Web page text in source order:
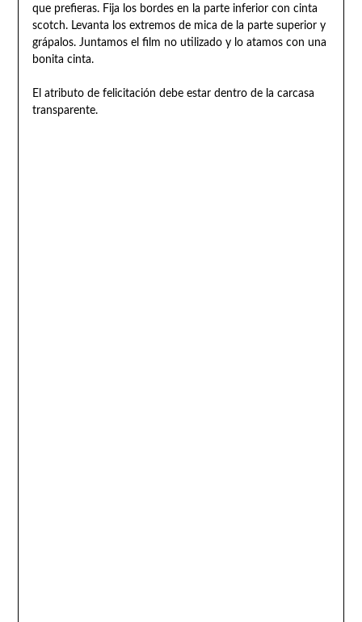
que prefieras. Fija los bordes en la parte inferior con cinta
scotch. Levanta los extremos de mica de la parte superior y
grápalos. Juntamos el film no utilizado y lo atamos con una
bonita cinta.
El atributo de felicitación debe estar dentro de la carcasa
transparente.